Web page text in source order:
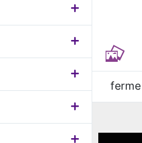
ferme